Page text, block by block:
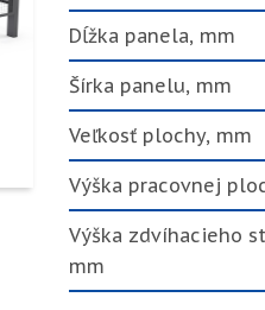
Dĺžka panela, mm
Šírka panelu, mm
Veľkosť plochy, mm
Výška pracovnej
Výška zdvíhacieho
mm